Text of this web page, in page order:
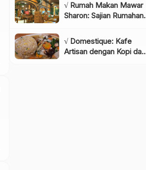
√ Rumah Makan Mawar
Sharon: Sajian Rumahan
Menggugah Selera,
Review & Info Lengkap
√ Domestique: Kafe
Artisan dengan Kopi dan